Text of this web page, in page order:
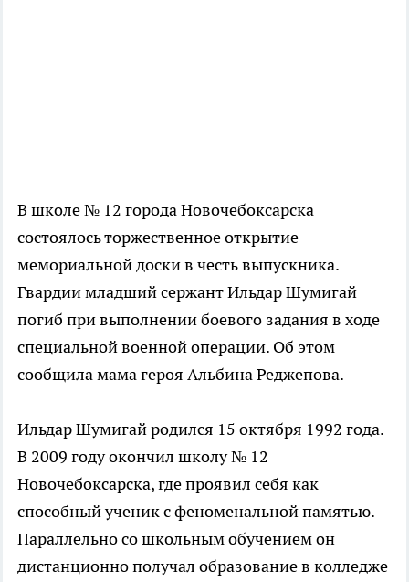
В школе № 12 города Новочебоксарска
состоялось торжественное открытие
мемориальной доски в честь выпускника.
Гвардии младший сержант Ильдар Шумигай
погиб при выполнении боевого задания в ходе
специальной военной операции. Об этом
сообщила мама героя Альбина Реджепова.
Ильдар Шумигай родился 15 октября 1992 года.
В 2009 году окончил школу № 12
Новочебоксарска, где проявил себя как
способный ученик с феноменальной памятью.
Параллельно со школьным обучением он
дистанционно получал образование в колледже